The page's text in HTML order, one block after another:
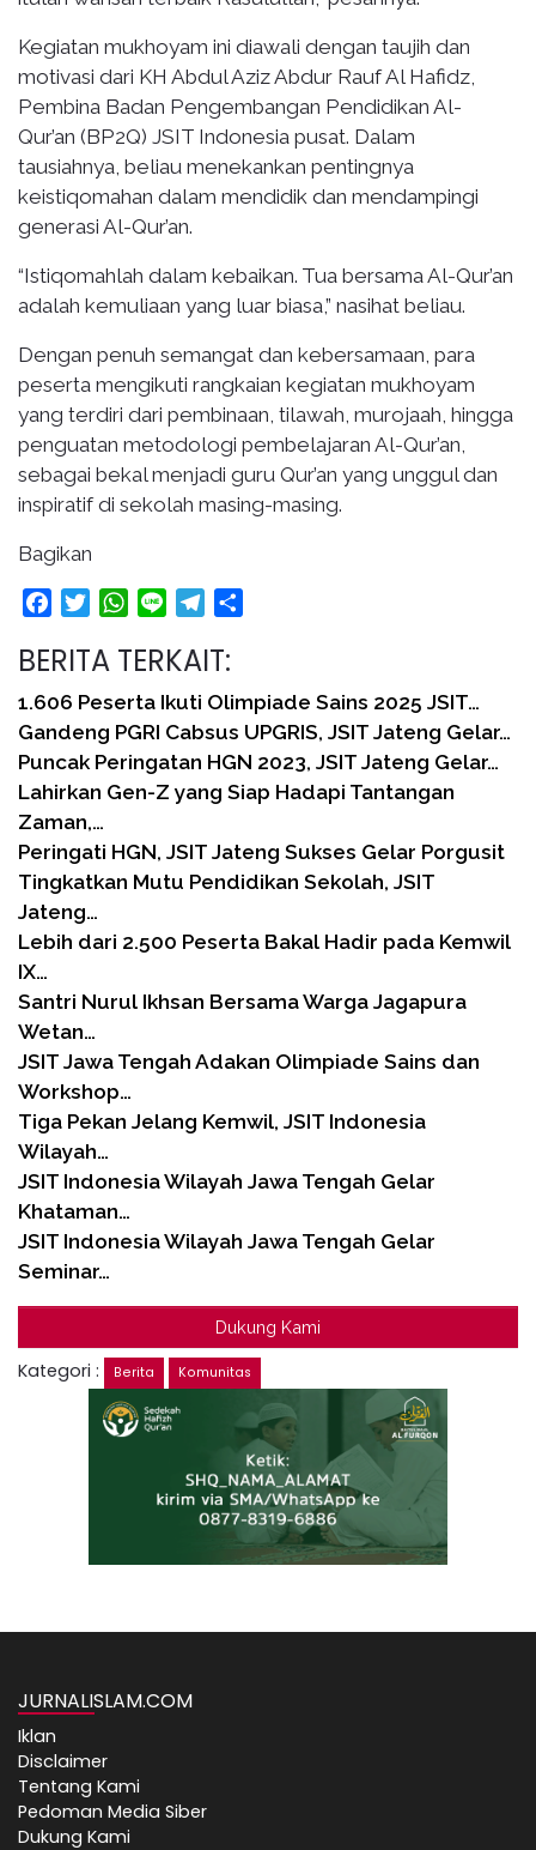
Kegiatan mukhoyam ini diawali dengan taujih dan
motivasi dari KH Abdul Aziz Abdur Rauf Al Hafidz,
Pembina Badan Pengembangan Pendidikan Al-
Qur’an (BP2Q) JSIT Indonesia pusat. Dalam
tausiahnya, beliau menekankan pentingnya
keistiqomahan dalam mendidik dan mendampingi
generasi Al-Qur’an.
“Istiqomahlah dalam kebaikan. Tua bersama Al-Qur’an
adalah kemuliaan yang luar biasa,” nasihat beliau.
Dengan penuh semangat dan kebersamaan, para
peserta mengikuti rangkaian kegiatan mukhoyam
yang terdiri dari pembinaan, tilawah, murojaah, hingga
penguatan metodologi pembelajaran Al-Qur’an,
sebagai bekal menjadi guru Qur’an yang unggul dan
inspiratif di sekolah masing-masing.
Bagikan
FacebookTwitterWhatsApp
Line Telegram
BERITA TERKAIT:
1.606 Peserta Ikuti Olimpiade Sains 2025 JSIT…
Gandeng PGRI Cabsus UPGRIS, JSIT Jateng Gelar…
Puncak Peringatan HGN 2023, JSIT Jateng Gelar…
Lahirkan Gen-Z yang Siap Hadapi Tantangan
Zaman,…
Peringati HGN, JSIT Jateng Sukses Gelar Porgusit
Tingkatkan Mutu Pendidikan Sekolah, JSIT
Jateng…
Lebih dari 2.500 Peserta Bakal Hadir pada Kemwil
IX…
Santri Nurul Ikhsan Bersama Warga Jagapura
Wetan…
JSIT Jawa Tengah Adakan Olimpiade Sains dan
Workshop…
Tiga Pekan Jelang Kemwil, JSIT Indonesia
Wilayah…
JSIT Indonesia Wilayah Jawa Tengah Gelar
Khataman…
JSIT Indonesia Wilayah Jawa Tengah Gelar
Seminar…
Dukung Kami
Kategori : Berita Komunitas
JURNALISLAM.COM
Iklan
Disclaimer
Tentang Kami
Pedoman Media Siber
Dukung Kami